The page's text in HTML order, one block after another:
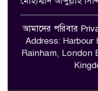
আমাদের পরিবার
Address: Harbour
Rainham, London